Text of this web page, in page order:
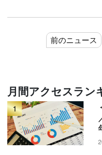
前のニュース
月間アクセスラン
1